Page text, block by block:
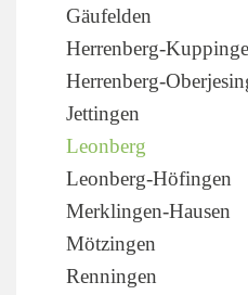
Gäufelden
Herrenberg-
Herrenberg-
Jettingen
Leonberg
Leonberg-Höfingen
Merklingen-Hausen
Mötzingen
Renningen